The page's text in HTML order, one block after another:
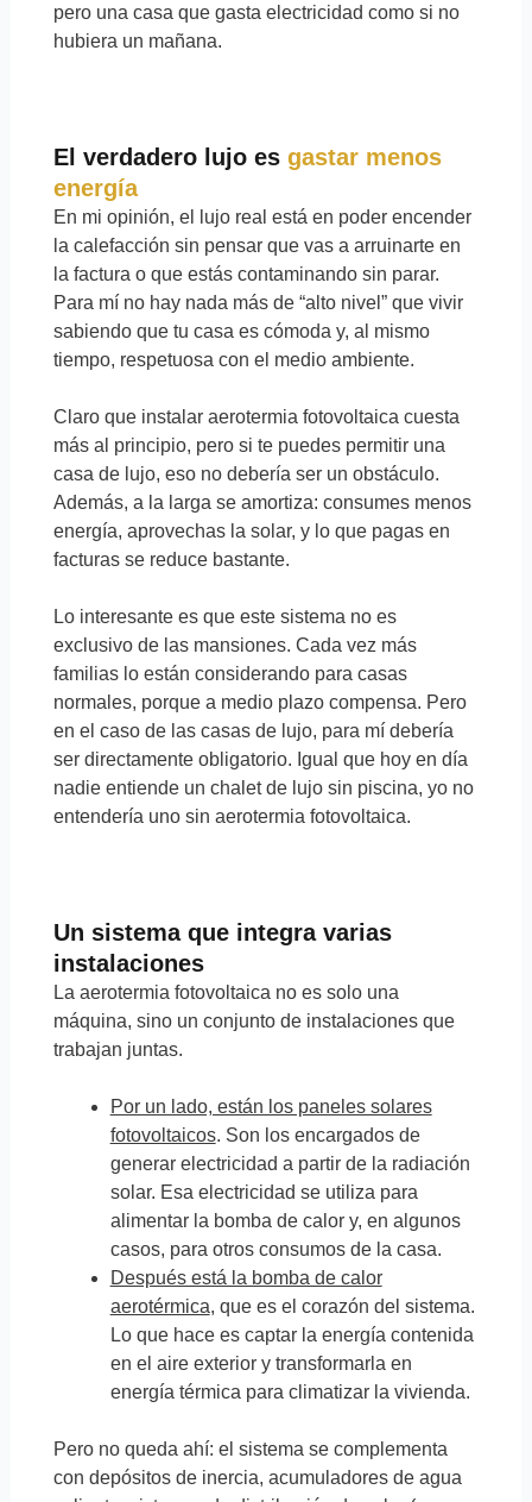
pero una casa que gasta electricidad como si no
hubiera un mañana.
El verdadero lujo es gastar menos
energía
En mi opinión, el lujo real está en poder encender
la calefacción sin pensar que vas a arruinarte en
la factura o que estás contaminando sin parar.
Para mí no hay nada más de “alto nivel” que vivir
sabiendo que tu casa es cómoda y, al mismo
tiempo, respetuosa con el medio ambiente.
Claro que instalar aerotermia fotovoltaica cuesta
más al principio, pero si te puedes permitir una
casa de lujo, eso no debería ser un obstáculo.
Además, a la larga se amortiza: consumes menos
energía, aprovechas la solar, y lo que pagas en
facturas se reduce bastante.
Lo interesante es que este sistema no es
exclusivo de las mansiones. Cada vez más
familias lo están considerando para casas
normales, porque a medio plazo compensa. Pero
en el caso de las casas de lujo, para mí debería
ser directamente obligatorio. Igual que hoy en día
nadie entiende un chalet de lujo sin piscina, yo no
entendería uno sin aerotermia fotovoltaica.
Un sistema que integra varias
instalaciones
La aerotermia fotovoltaica no es solo una
máquina, sino un conjunto de instalaciones que
trabajan juntas.
Por un lado, están los paneles solares
fotovoltaicos. Son los encargados de
generar electricidad a partir de la radiación
solar. Esa electricidad se utiliza para
alimentar la bomba de calor y, en algunos
casos, para otros consumos de la casa.
Después está la bomba de calor
aerotérmica, que es el corazón del sistema.
Lo que hace es captar la energía contenida
en el aire exterior y transformarla en
energía térmica para climatizar la vivienda.
Pero no queda ahí: el sistema se complementa
con depósitos de inercia, acumuladores de agua